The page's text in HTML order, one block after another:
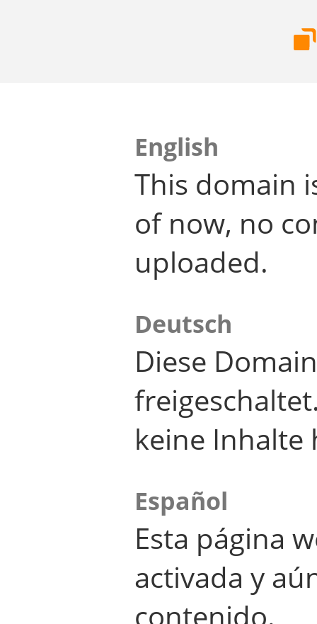
English
This domain
of now, no
uploaded.
Deutsch
Diese
keine Inhalte
Español
Esta página
activada y
contenido.